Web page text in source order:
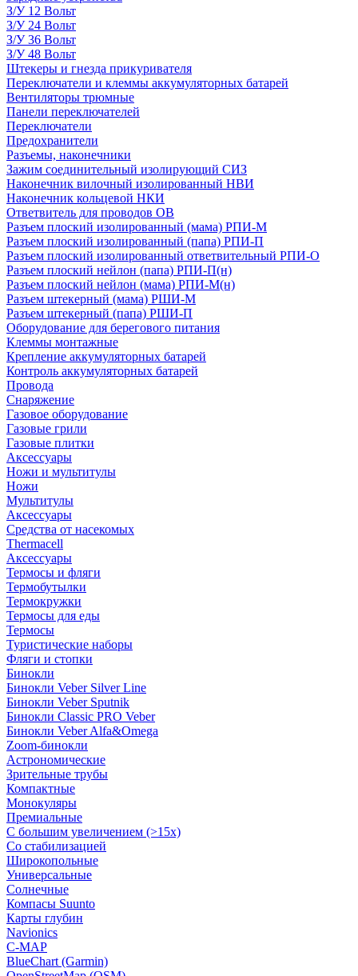
З/У 12 Вольт
З/У 24 Вольт
З/У 36 Вольт
З/У 48 Вольт
Штекеры и гнезда прикуривателя
Переключатели и клеммы аккумуляторных батарей
Вентиляторы трюмные
Панели переключателей
Переключатели
Предохранители
Разъемы, наконечники
Зажим соединительный изолирующий СИЗ
Наконечник вилочный изолированный НВИ
Наконечник кольцевой НКИ
Ответвитель для проводов ОВ
Разъем плоский изолированный (мама) РПИ-М
Разъем плоский изолированный (папа) РПИ-П
Разъем плоский изолированный ответвительный РПИ-О
Разъем плоский нейлон (папа) РПИ-П(н)
Разъем плоский нейлон (мама) РПИ-М(н)
Разъем штекерный (мама) РШИ-М
Разъем штекерный (папа) РШИ-П
Оборудование для берегового питания
Клеммы монтажные
Крепление аккумуляторных батарей
Контроль аккумуляторных батарей
Провода
Снаряжение
Газовое оборудование
Газовые грили
Газовые плитки
Аксессуары
Ножи и мультитулы
Ножи
Мультитулы
Аксессуары
Средства от насекомых
Thermacell
Аксессуары
Термосы и фляги
Термобутылки
Термокружки
Термосы для еды
Термосы
Туристические наборы
Фляги и стопки
Бинокли
Бинокли Veber Silver Line
Бинокли Veber Sputnik
Бинокли Classic PRO Veber
Бинокли Veber Alfa&Omega
Zoom-бинокли
Астрономические
Зрительные трубы
Компактные
Монокуляры
Премиальные
С большим увеличением (>15x)
Со стабилизацией
Широкопольные
Универсальные
Солнечные
Компасы Suunto
Карты глубин
Navionics
C-MAP
BlueChart (Garmin)